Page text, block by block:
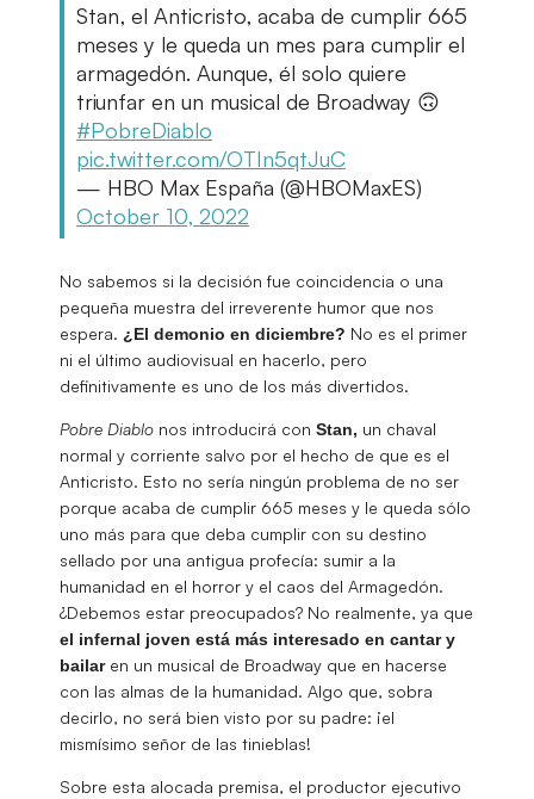
Stan, el Anticristo, acaba de cumplir 665
meses y le queda un mes para cumplir el
armagedón. Aunque, él solo quiere
triunfar en un musical de Broadway 🙃
#PobreDiablo
pic.twitter.com/OTIn5qtJuC
— HBO Max España (@HBOMaxES)
October 10, 2022
No sabemos si la decisión fue coincidencia o una
pequeña muestra del irreverente humor que nos
espera. ¿El demonio en diciembre? No es el primer
ni el último audiovisual en hacerlo, pero
definitivamente es uno de los más divertidos.
Pobre Diablo nos introducirá con Stan, un chaval
normal y corriente salvo por el hecho de que es el
Anticristo. Esto no sería ningún problema de no ser
porque acaba de cumplir 665 meses y le queda sólo
uno más para que deba cumplir con su destino
sellado por una antigua profecía: sumir a la
humanidad en el horror y el caos del Armagedón.
¿Debemos estar preocupados? No realmente, ya que
el infernal joven está más interesado en cantar y
bailaren un musical de Broadway que en hacerse
con las almas de la humanidad. Algo que, sobra
decirlo, no será bien visto por su padre: ¡el
mismísimo señor de las tinieblas!
Sobre esta alocada premisa, el productor ejecutivo